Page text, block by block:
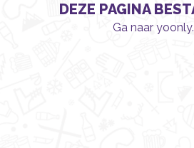
DEZE PAGINA
Ga naar